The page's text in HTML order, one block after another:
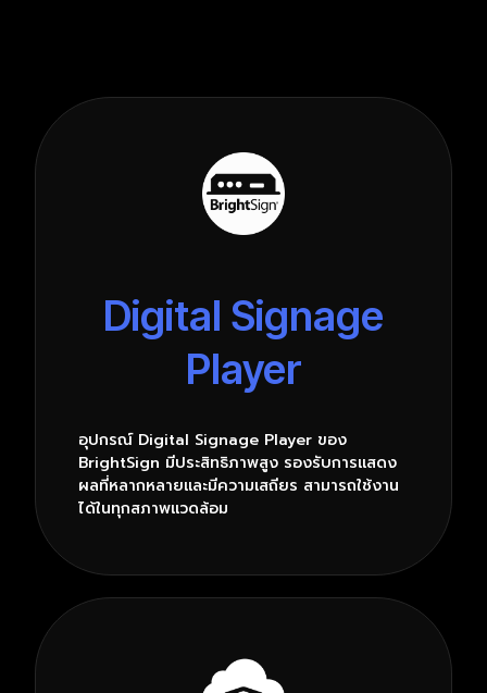
Digital Signage
Player
อุปกรณ์ Digital Signage Player ของ
BrightSign มีประสิทธิภาพสูง รองรับการแสดง
ผลที่หลากหลายและมีความเสถียร สามารถใช้งาน
ได้ในทุกสภาพแวดล้อม